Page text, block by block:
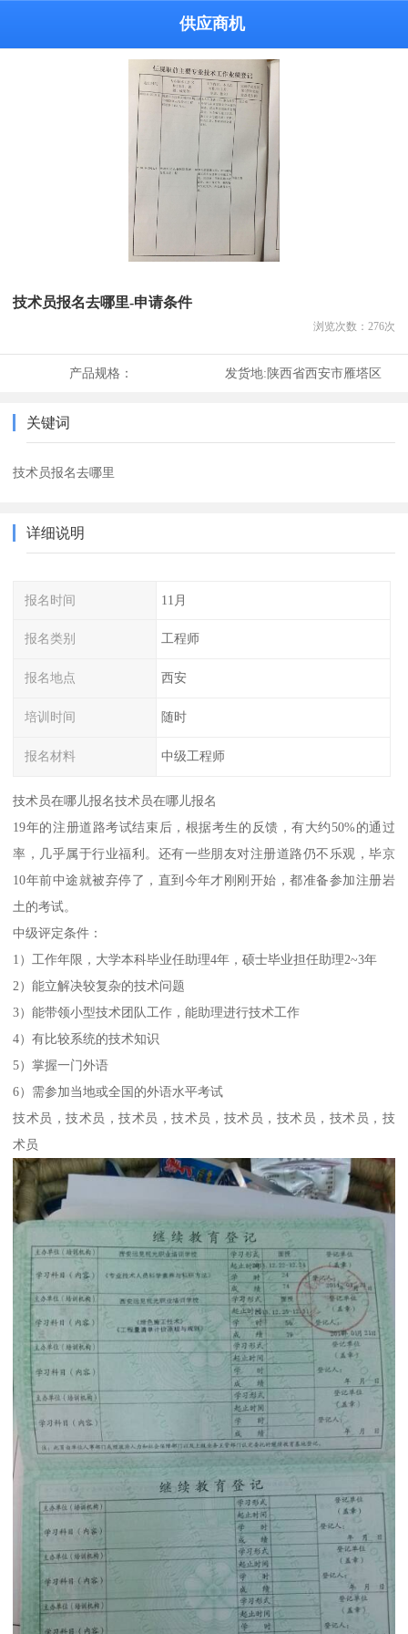
供应商机
技术员报名去哪里-申请条件
浏览次数： 276次
产品规格： 发货地:陕西省西安市雁塔区
关键词
技术员报名去哪里
详细说明
报名时间 11月
报名类别 工程师
报名地点 西安
培训时间 随时
报名材料 中级工程师
技术员在哪儿报名技术员在哪儿报名
19年的注册道路考试结束后，根据考生的反馈，有大约50%的通过
率，几乎属于行业福利。还有一些朋友对注册道路仍不乐观，毕京
10年前中途就被弃停了，直到今年才刚刚开始，都准备参加注册岩
土的考试。
中级评定条件：
1）工作年限，大学本科毕业任助理4年，硕士毕业担任助理2~3年
2）能立解决较复杂的技术问题
3）能带领小型技术团队工作，能助理进行技术工作
4）有比较系统的技术知识
5）掌握一门外语
6）需参加当地或全国的外语水平考试
技术员，技术员，技术员，技术员，技术员，技术员，技术员，技
术员